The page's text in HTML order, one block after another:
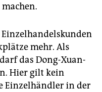
mehr. Als
das Dong-Xuan-
Hier gilt kein
Einzelhändler in der